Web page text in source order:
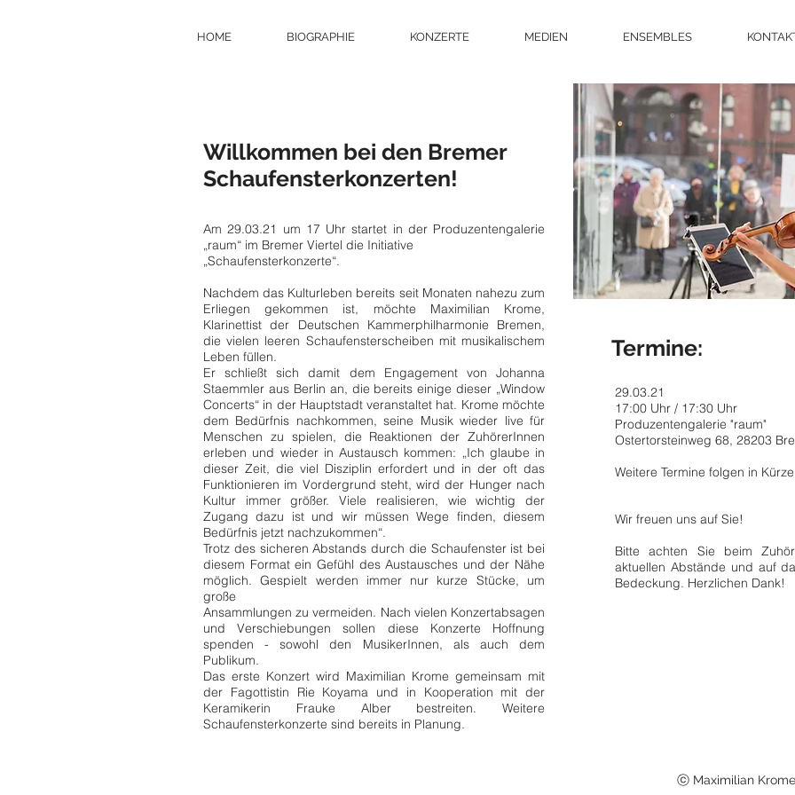
HOME BIOGRAPHIE KONZERTE MEDIEN ENSEMBLES
Willkommen bei den Bremer
Schaufensterkonzerten!
Am 29.03.21 um 17 Uhr startet in der Produzentengalerie
„raum“ im Bremer Viertel die Initiative
„Schaufensterkonzerte“.
Nachdem das Kulturleben bereits seit Monaten nahezu zum
Erliegen gekommen ist, möchte Maximilian Krome,
Klarinettist der Deutschen Kammerphilharmonie Bremen,
die vielen leeren Schaufensterscheiben mit musikalischem
Leben füllen.
Er schließt sich damit dem Engagement von Johanna
Staemmler aus Berlin an, die bereits einige dieser „Window
Concerts“ in der Hauptstadt veranstaltet hat. Krome möchte
dem Bedürfnis nachkommen, seine Musik wieder live für
Menschen zu spielen, die Reaktionen der ZuhörerInnen
erleben und wieder in Austausch kommen: „Ich glaube in
dieser Zeit, die viel Disziplin erfordert und in der oft das
Funktionieren im Vordergrund steht, wird der Hunger nach
Kultur immer größer. Viele realisieren, wie wichtig der
Zugang dazu ist und wir müssen Wege finden, diesem
Bedürfnis jetzt nachzukommen“.
Trotz des sicheren Abstands durch die Schaufenster ist bei
diesem Format ein Gefühl des Austausches und der Nähe
möglich. Gespielt werden immer nur kurze Stücke, um
große
Ansammlungen zu vermeiden. Nach vielen Konzertabsagen
und Verschiebungen sollen diese Konzerte Hoffnung
spenden - sowohl den MusikerInnen, als auch dem
Publikum.
Das erste Konzert wird Maximilian Krome gemeinsam mit
der Fagottistin Rie Koyama und in Kooperation mit der
Keramikerin Frauke Alber bestreiten. Weitere
Schaufensterkonzerte sind bereits in Planung.
Termine:
29.03.21
17:00 Uhr / 17:30 Uhr
Produzentengalerie "raum"
Ostertorsteinweg 68, 28203
Weitere Termine folgen in
Wir freuen uns auf Sie!
Bitte achten Sie beim
aktuellen Abstände und auf
Bedeckung. Herzlichen Dank!
ⓒ Maximilian